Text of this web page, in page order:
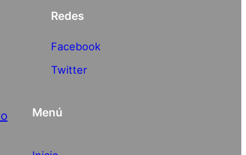
Redes
Facebook
Twitter
Menú